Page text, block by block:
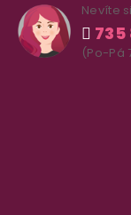
Nevíte
735
(Po-Pá